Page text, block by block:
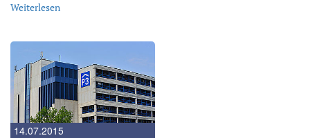
Weiterlesen
14.07.2015